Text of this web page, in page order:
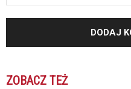
ZOBACZ TEŻ